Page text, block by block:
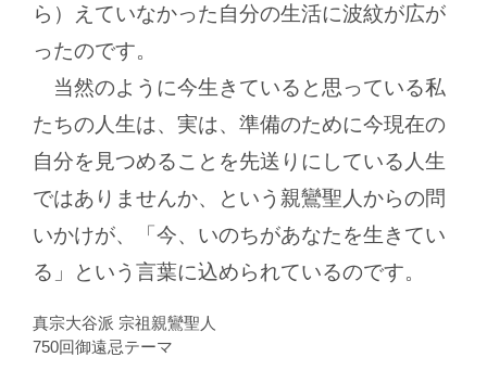
ら）えていなかった自分の生活に波紋が広が
ったのです。
当然のように今生きていると思っている私
たちの人生は、実は、準備のために今現在の
自分を見つめることを先送りにしている人生
ではありませんか、という親鸞聖人からの問
いかけが、「今、いのちがあなたを生きてい
る」という言葉に込められているのです。
真宗大谷派 宗祖親鸞聖人
750回御遠忌テーマ